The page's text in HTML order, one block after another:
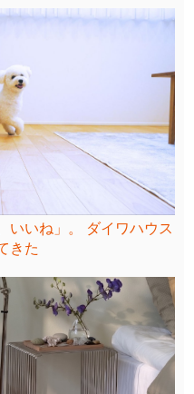
いいね」。 ダイワハウス
きた